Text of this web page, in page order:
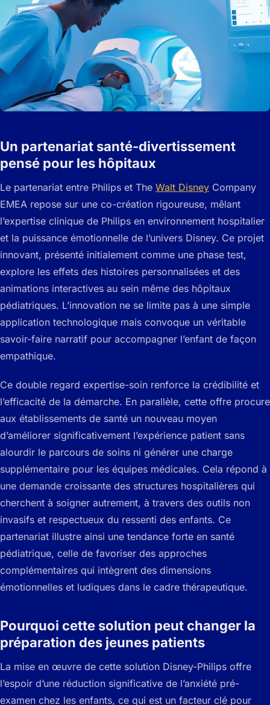
Un partenariat santé-divertissement
pensé pour les hôpitaux
Le partenariat entre Philips et The Walt Disney Company
EMEA repose sur une co-création rigoureuse, mêlant
l’expertise clinique de Philips en environnement hospitalier
et la puissance émotionnelle de l’univers Disney. Ce projet
innovant, présenté initialement comme une phase test,
explore les effets des histoires personnalisées et des
animations interactives au sein même des hôpitaux
pédiatriques. L’innovation ne se limite pas à une simple
application technologique mais convoque un véritable
savoir-faire narratif pour accompagner l’enfant de façon
empathique.
Ce double regard expertise-soin renforce la crédibilité et
l’efficacité de la démarche. En parallèle, cette offre procure
aux établissements de santé un nouveau moyen
d’améliorer significativement l’expérience patient sans
alourdir le parcours de soins ni générer une charge
supplémentaire pour les équipes médicales. Cela répond à
une demande croissante des structures hospitalières qui
cherchent à soigner autrement, à travers des outils non
invasifs et respectueux du ressenti des enfants. Ce
partenariat illustre ainsi une tendance forte en santé
pédiatrique, celle de favoriser des approches
complémentaires qui intègrent des dimensions
émotionnelles et ludiques dans le cadre thérapeutique.
Pourquoi cette solution peut changer la
préparation des jeunes patients
La mise en œuvre de cette solution Disney-Philips offre
l’espoir d’une réduction significative de l’anxiété pré-
examen chez les enfants, ce qui est un facteur clé pour